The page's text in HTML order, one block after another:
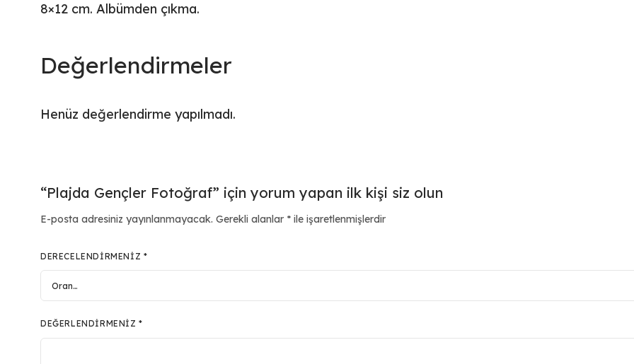
8×12 cm. Albümden çıkma.
Değerlendirmeler
Henüz değerlendirme yapılmadı.
“Plajda Gençler Fotoğraf” için yorum yapan ilk kişi siz olun
E-posta adresiniz yayınlanmayacak. Gerekli alanlar * ile işaretlenmişlerdir
DERECELENDIRMENIZ *
DEĞERLENDIRMENIZ*